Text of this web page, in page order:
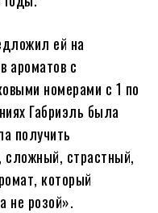
ей на
ароматов с
номерами с 1 по
Габриэль была
получить
сложный, страстный,
который
не розой».